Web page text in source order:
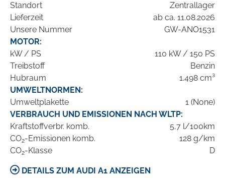
Standort
Zentrallager
Lieferzeit
ab ca. 11.08.2026
Unsere Nummer
GW-ANO1531
MOTOR:
kW / PS
110 kW / 150 PS
Treibstoff
Benzin
Hubraum
1.498 cm³
UMWELTNORMEN:
Umweltplakette
1 (None)
VERBRAUCH UND EMISSIONEN NACH WLTP:
Kraftstoffverbr. komb.
5,7 l/100km
CO2-Emissionen komb.
128 g/km
CO2-Klasse D
DETAILS ZUM AUDI A1 ANZEIGEN